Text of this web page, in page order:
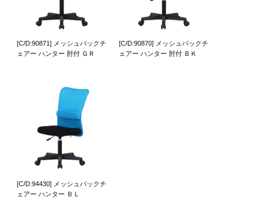
[C/D:90871] メッシュバックチ
ェアー ハンター 肘付 ＧＲ
[C/D:90870] メッシュバックチ
ェアー ハンター 肘付 ＢＫ
[C/D:94430] メッシュバックチ
ェアー ハンター ＢＬ